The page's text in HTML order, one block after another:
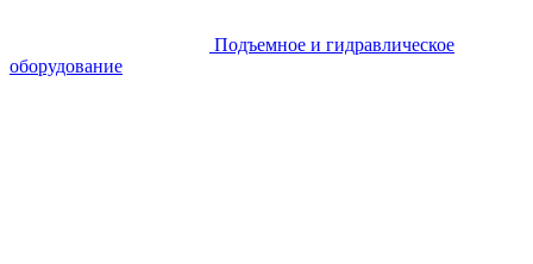
Подъемное и гидравлическое
оборудование